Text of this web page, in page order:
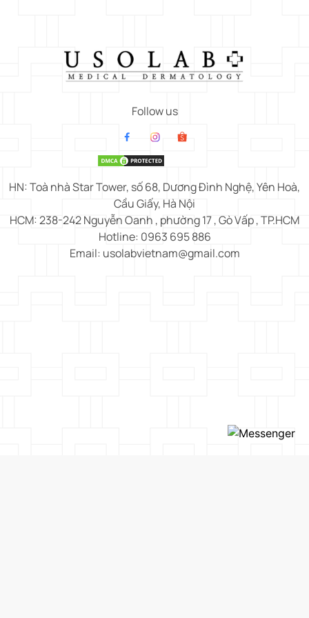
Follow us
HN: Toà nhà Star Tower, số 68, Dương Đình Nghệ, Yên Hoà,
Cầu Giấy, Hà Nội
HCM: 238-242 Nguyễn Oanh , phường 17 , Gò Vấp , TP.HCM
Hotline: 0963 695 886
Email: usolabvietnam@gmail.com